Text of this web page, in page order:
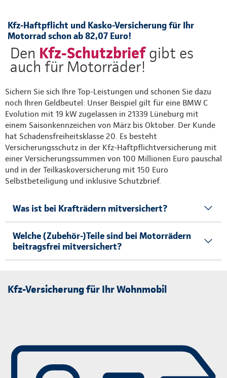
Kfz-Haftpflicht und Kasko-Versicherung für Ihr
Motorrad schon ab 82,07 Euro!
Den Kfz-Schutzbriefgibt es
auch für Motorräder!
Sichern Sie sich Ihre Top-Leistungen und schonen Sie dazu
noch Ihren Geldbeutel: Unser Beispiel gilt für eine BMW C
Evolution mit 19 kW zugelassen in 21339 Lüneburg mit
einem Saisonkennzeichen von März bis Oktober. Der Kunde
hat Schadensfreiheitsklasse 20. Es besteht
Versicherungsschutz in der Kfz-Haftpflichtversicherung mit
einer Versicherungssummen von 100 Millionen Euro pauschal
und in der Teilkaskoversicherung mit 150 Euro
Selbstbeteiligung und inklusive Schutzbrief.
Was ist bei Krafträdern mitversichert?
Welche (Zubehör-)Teile sind bei Motorrädern
beitragsfrei mitversichert?
Kfz-Versicherung für Ihr Wohnmobil